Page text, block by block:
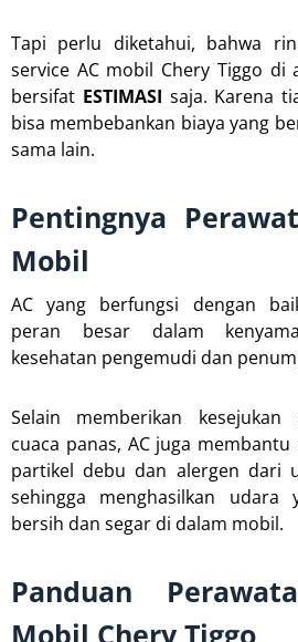
Tapi perlu diketahui, bahwa
service AC mobil Chery Tiggo di
bersifat ESTIMASI saja. Karena
bisa membebankan biaya yang
sama lain.
Pentingnya
Mobil
AC yang berfungsi dengan
peran besar dalam
kesehatan pengemudi dan
Selain memberikan
cuaca panas, AC juga
partikel debu dan alergen dari
sehingga menghasilkan udara
bersih dan segar di dalam mobil.
Panduan